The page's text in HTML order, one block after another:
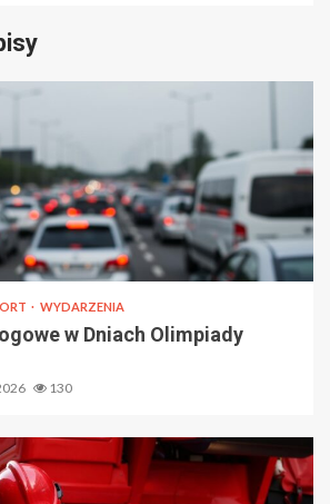
WYDARZENIA
w Dniach Olimpiady
130